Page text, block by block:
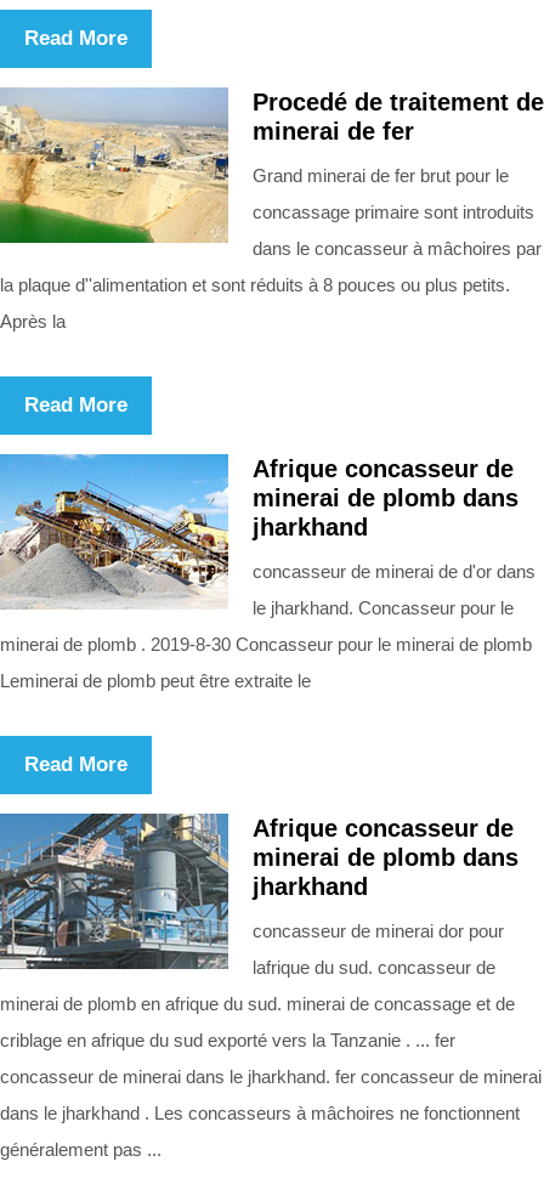
Read More
Procedé de traitement de
minerai de fer
Grand minerai de fer brut pour le
concassage primaire sont introduits
dans le concasseur à mâchoires par
la plaque d''alimentation et sont réduits à 8 pouces ou plus petits.
Après la
Read More
Afrique concasseur de
minerai de plomb dans
jharkhand
concasseur de minerai de d'or dans
le jharkhand. Concasseur pour le
minerai de plomb . 2019-8-30 Concasseur pour le minerai de plomb
Leminerai de plomb peut être extraite le
Read More
Afrique concasseur de
minerai de plomb dans
jharkhand
concasseur de minerai dor pour
lafrique du sud. concasseur de
minerai de plomb en afrique du sud. minerai de concassage et de
criblage en afrique du sud exporté vers la Tanzanie . ... fer
concasseur de minerai dans le jharkhand. fer concasseur de minerai
dans le jharkhand . Les concasseurs à mâchoires ne fonctionnent
généralement pas ...